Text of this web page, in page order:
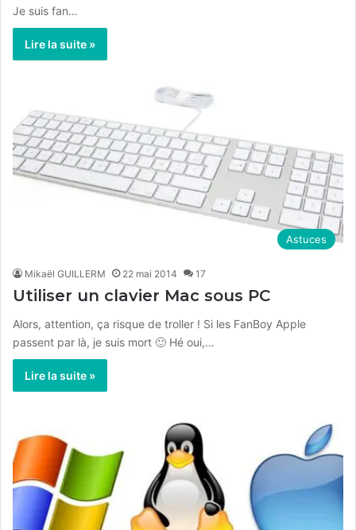
Je suis fan…
Lire la suite »
Astuces
Mikaël GUILLERM 22 mai 2014 17
Utiliser un clavier Mac sous PC
Alors, attention, ça risque de troller ! Si les FanBoy Apple
passent par là, je suis mort 🙂 Hé oui,…
Lire la suite »